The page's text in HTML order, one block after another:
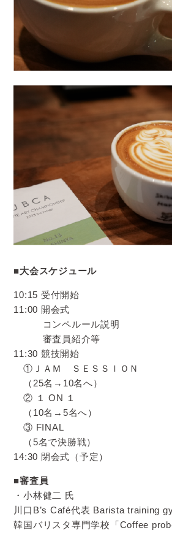
■大会スケジュール
10:15 受付開始
11:00 開会式
コンペルール説明
審査員紹介等
11:30 競技開始
①ＪＡＭ ＳＥＳＳＩＯＮ
（25名→10名へ）
② １ ON １
（10名→5名へ）
③ FINAL
（5名で決勝戦）
14:30 閉会式（予定）
■審査員
・小林健二 氏
川口B’s Café代表 Barista training
韓国バリスタ専門学校「Coffee